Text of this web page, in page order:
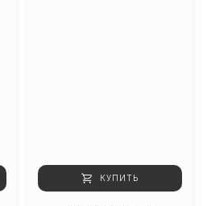
КУПИТЬ